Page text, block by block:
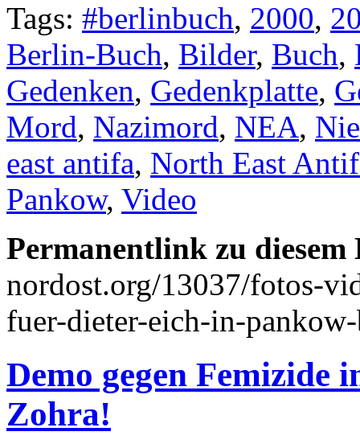
Tags: #berlinbuch, 2000,
Berlin-Buch, Bilder, Buch,
Gedenken, Gedenkplatte,
Mord, Nazimord, NEA,
east antifa, North East
Pankow, Video
Permanentlink zu
nordost.org/13037/fotos-
fuer-dieter-eich-in-
Demo gegen Femizide
Zohra!